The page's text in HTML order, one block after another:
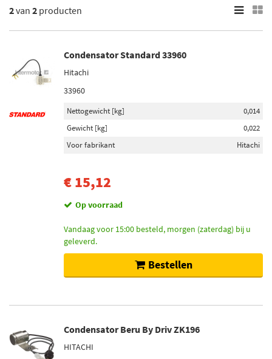
Standard (1)
Voorraad
Niet op voorraad (1)
Op voorraad (1)
2van 2 producten
Condensator Standard 33960
Hitachi
33960
Nettogewicht [kg]
0,014
Gewicht [kg]
0,022
Voor fabrikant
Hitachi
€ 15,12
Op voorraad
Vandaag voor 15:00 besteld, morgen (zaterdag) bij u
geleverd.
Bestellen
Condensator Beru By Driv ZK196
HITACHI